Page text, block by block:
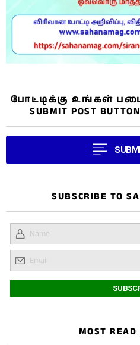
போட்டிக்கு உங்கள்
SUBMIT POST
SUBSCRIBE TO
MOST READ